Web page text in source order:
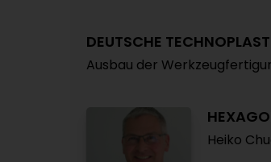
DEUTSCHE TECHNOPLAST
Ausbau der
Heiko